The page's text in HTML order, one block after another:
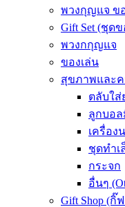
พวงกุญแจ ข
Gift Set (ชุด
พวงกกุญแจ
ของเล่น
สุขภาพและค
ตลับใส่
ลูกบอ
เครื่อง
ชุดทำเ
กระจก
อื่นๆ
Gift Shop (กิ๊